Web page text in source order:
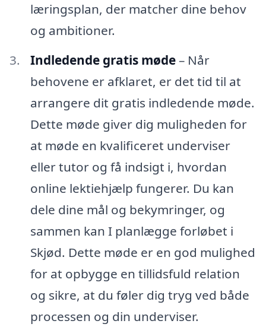
læringsplan, der matcher dine behov
og ambitioner.
Indledende gratis møde– Når
behovene er afklaret, er det tid til at
arrangere dit gratis indledende møde.
Dette møde giver dig muligheden for
at møde en kvalificeret underviser
eller tutor og få indsigt i, hvordan
online lektiehjælp fungerer. Du kan
dele dine mål og bekymringer, og
sammen kan I planlægge forløbet i
Skjød. Dette møde er en god mulighed
for at opbygge en tillidsfuld relation
og sikre, at du føler dig tryg ved både
processen og din underviser.